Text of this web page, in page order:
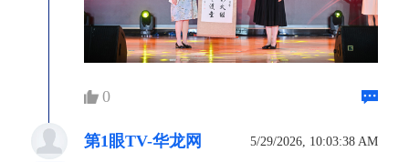
0
第1眼TV-华龙网 5/29/2026, 10:03:38 AM